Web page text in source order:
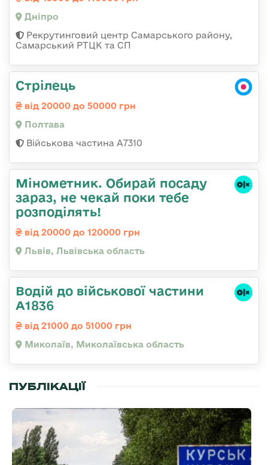
Дніпро
Рекрутинговий центр Самарського району,
Самарський РТЦК та СП
Стрілець
від 20000 до 50000 грн
Полтава
Військова частина A7310
Мінометник. Обирай посаду
зараз, не чекай поки тебе
розподілять!
від 20000 до 120000 грн
Львів, Львівська область
Водій до військової частини
А1836
від 21000 до 51000 грн
Миколаїв, Миколаївська область
ПУБЛІКАЦІЇ